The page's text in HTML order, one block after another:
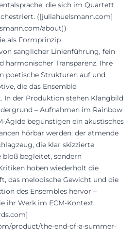
die sich im Quartett
([juliahuelsmann.com]
about))
als Formprinzip
sanglicher Linienführung, fein
harmonischer Transparenz. Ihre
poetische Strukturen auf und
die das Ensemble
der Produktion stehen Klangbild
– Aufnahmen im Rainbow
Ägide begünstigen ein akustisches
hörbar werden: der atmende
die klar skizzierte
bloß begleitet, sondern
hoben wiederholt die
das melodische Gewicht und die
des Ensembles hervor –
ihr Werk im ECM-Kontext
product/the-end-of-a-summer-